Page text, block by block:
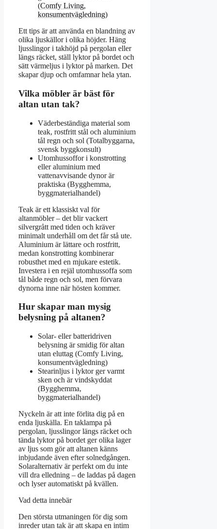
(Comfy Living,
konsumentvägledning)
Ett tips är att använda en blandning av
olika ljuskällor i olika höjder. Häng
ljusslingor i takhöjd på pergolan eller
längs räcket, ställ lyktor på bordet och
sätt värmeljus i lyktor på marken. Det
skapar djup och omfamnar hela ytan.
Vilka möbler är bäst för
altan utan tak?
Väderbeständiga material som
teak, rostfritt stål och aluminium
tål regn och sol (Totalbyggarna,
svensk byggkonsult)
Utomhussoffor i konstrotting
eller aluminium med
vattenavvisande dynor är
praktiska (Bygghemma,
byggmaterialhandel)
Teak är ett klassiskt val för
altanmöbler – det blir vackert
silvergrått med tiden och kräver
minimalt underhåll om det får stå ute.
Aluminium är lättare och rostfritt,
medan konstrotting kombinerar
robusthet med en mjukare estetik.
Investera i en rejäl utomhussoffa som
tål både regn och sol, men förvara
dynorna inne när hösten kommer.
Hur skapar man mysig
belysning på altanen?
Solar- eller batteridriven
belysning är smidig för altan
utan eluttag (Comfy Living,
konsumentvägledning)
Stearinljus i lyktor ger varmt
sken och är vindskyddat
(Bygghemma,
byggmaterialhandel)
Nyckeln är att inte förlita dig på en
enda ljuskälla. En taklampa på
pergolan, ljusslingor längs räcket och
tända lyktor på bordet ger olika lager
av ljus som gör att altanen känns
inbjudande även efter solnedgången.
Solaralternativ är perfekt om du inte
vill dra elledning – de laddas på dagen
och lyser automatiskt på kvällen.
Vad detta innebär
Den största utmaningen för dig som
inreder utan tak är att skapa en intim